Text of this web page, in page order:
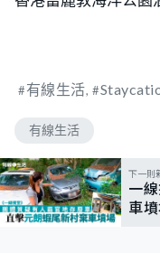
有線生活
有線生活
下一則
一
車